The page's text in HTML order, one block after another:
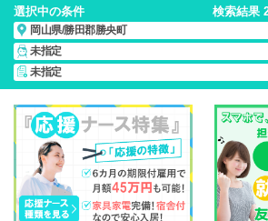
選択中の条件 検索結果
岡山県/勝田郡勝央町
未指定
未指定
岡山県/勝田郡勝央町/正社員・パート・
看護師求人・派遣・転職・募集一覧